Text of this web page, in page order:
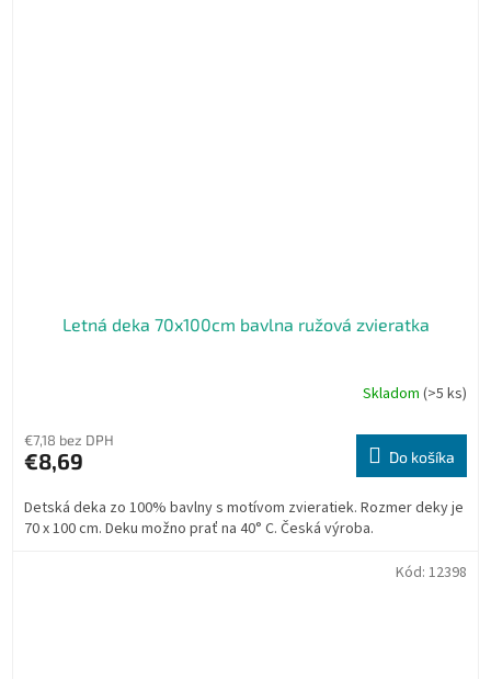
Letná deka 70x100cm bavlna ružová zvieratka
Skladom (>5 ks)
€7,18 bez DPH
€8,69 Do košíka
Detská deka zo 100% bavlny s motívom zvieratiek. Rozmer deky je
70 x 100 cm. Deku možno prať na 40° C. Česká výroba.
Kód: 12398